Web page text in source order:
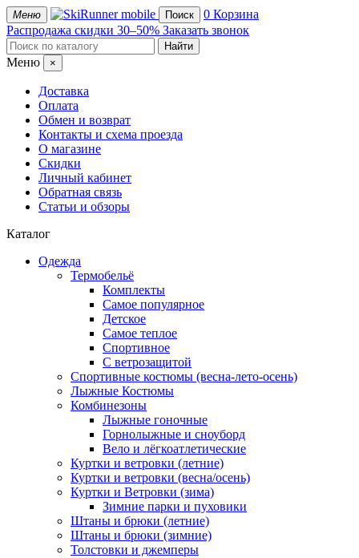
Меню mobile Поиск 0 Корзина
Распродажа скидки 30–50% Заказать звонок
Меню ×
Доставка
Оплата
Обмен и возврат
Контакты и схема проезда
О магазине
Скидки
Личный кабинет
Обратная связь
Статьи и обзоры
Каталог
Одежда
Термобельё
Комплекты
Самое популярное
Детское
Самое теплое
Спортивное
С ветрозащитой
Спортивные костюмы (весна-лето-осень)
Лыжные Костюмы
Комбинезоны
Лыжные гоночные
Горнолыжные и сноуборд
Вело и лёгкоатлетические
Куртки и ветровки (летние)
Куртки и ветровки (весна/осень)
Куртки и Ветровки (зима)
Зимние парки и пуховики
Штаны и брюки (летние)
Штаны и брюки (зимние)
Толстовки и джемперы